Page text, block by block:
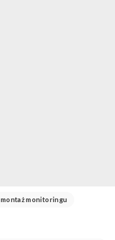
montaż monitoringu